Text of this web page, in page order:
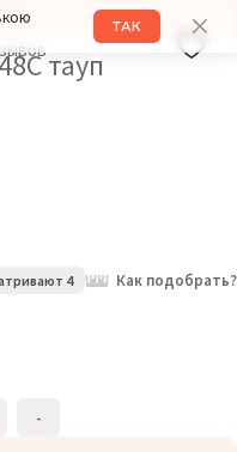
ТАК
тауп
4 Как подобрать?
-